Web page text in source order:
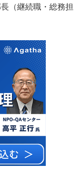
（継続職・総務担